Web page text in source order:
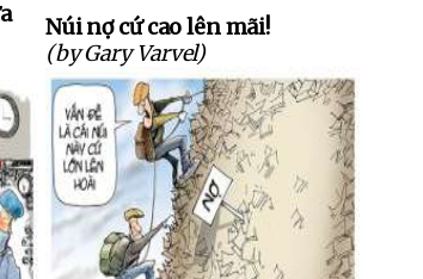
Núi nợ cứ cao lên mãi!
(by Gary Varvel)